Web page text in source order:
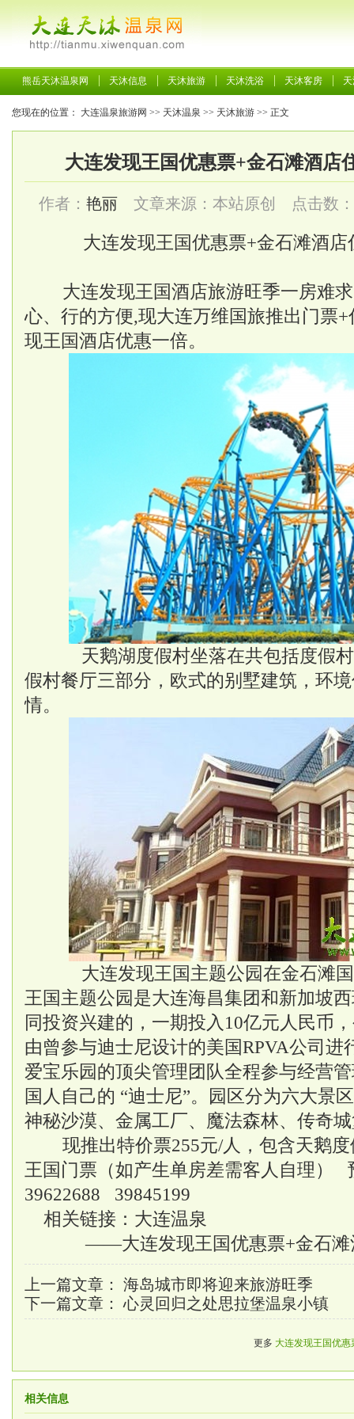
熊岳天沐温泉网 天沐信息 天沐旅游 天沐洗浴 天沐客房
您现在的位置： 大连温泉旅游网 >> 天沐温泉 >> 天沐旅游 >> 正文
大连发现王国优惠票+金石滩酒店
作者： 艳丽 文章来源：本站原创 点击数：
大连发现王国优惠票+金石滩酒店
大连发现王国酒店旅游旺季一房难求
心、行的方便,现大连万维国旅推出门票
现王国酒店优惠一倍。
天鹅湖度假村坐落在共包括度假村
假村餐厅三部分，欧式的别墅建筑，环
情。
大连发现王国主题公园在金石滩国
王国主题公园是大连海昌集团和新加坡
同投资兴建的，一期投入10亿元人民币
由曾参与迪士尼设计的美国RPVA公司进
爱宝乐园的顶尖管理团队全程参与经营
国 人自己的 “迪士尼”。园区分为六大景
神秘沙漠、金属工厂、魔法森林、传奇
现推出特价票255元/人，包含天鹅度
王国门票（如产生单房差需客人自理）
39622688 39845199
相关链接： 大连温泉
——大连发现王国优惠票+金石滩
上一篇文章： 海岛城市即将迎来旅游旺季
下一篇文章：心灵回归之处思拉堡温泉小镇
更多 大连发现王国优惠
相关信息